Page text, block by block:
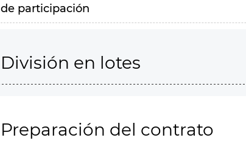
de participación
División en lotes
Preparación del contrato